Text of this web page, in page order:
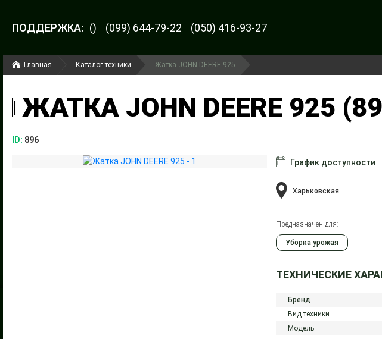
ПОДДЕРЖКА: () (099) 644-79-22 (050) 416-93-27
Главная Каталог техники Жатка JOHN DEERE 925
ЖАТКА JOHN DEERE 925
ID: 896
График доступности
Харьковская
Предназначен для:
Уборка урожая
ТЕХНИЧЕСКИЕ
Бренд
Вид техники
Модель